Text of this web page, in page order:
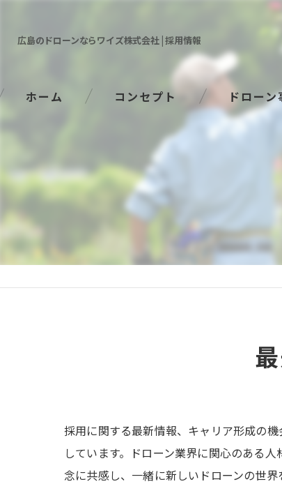
広島のドローンならワイズ株式会社 | 採用情報
ホーム コンセプト ドローン
採用に関する最新情報、キャリア形成の
しています。ドローン業界に関心のある
念に共感し、一緒に新しいドローンの世界